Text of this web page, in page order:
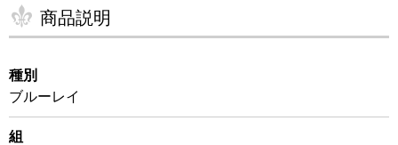
商品説明
種別
ブルーレイ
組